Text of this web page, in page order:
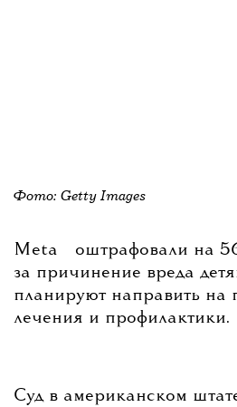
Фото: Getty Images
Meta
оштрафовали на
за причинение вреда
планируют направить на
лечения и профилактики.
Суд в американском